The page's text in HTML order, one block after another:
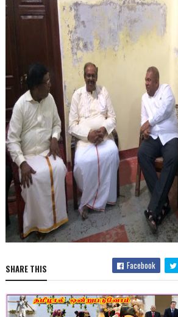
SHARE THIS Facebook